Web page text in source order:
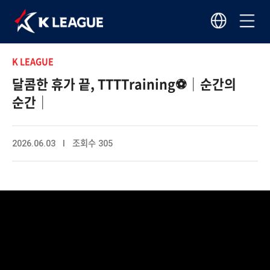
K LEAGUE
달콤한 휴가 끝, TTTTraining⚽｜순간의
순간｜
2026.06.03 I 조회수 305